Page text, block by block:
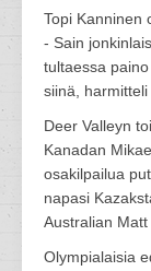
Topi Kanninen
- Sain
tultaessa
siinä, harmitteli
Deer Valleyn
Kanadan
osakilpailua
napasi
Australian Matt
Olympialaisia